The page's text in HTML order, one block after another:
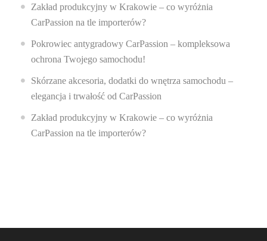
Zakład produkcyjny w Krakowie – co wyróżnia
CarPassion na tle importerów?
Pokrowiec antygradowy CarPassion – kompleksowa
ochrona Twojego samochodu!
Skórzane akcesoria, dodatki do wnętrza samochodu –
elegancja i trwałość od CarPassion
Zakład produkcyjny w Krakowie – co wyróżnia
CarPassion na tle importerów?